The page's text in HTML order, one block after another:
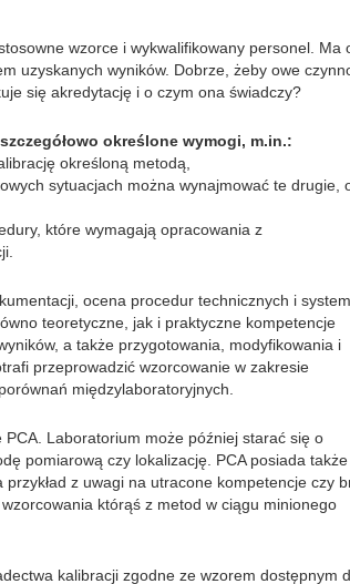
wzorce i wykwalifikowany personel. Ma
uzyskanych wyników. Dobrze, żeby owe
się akredytację i o czym ona świadczy?
określone wymogi, m.in.:
określoną metodą,
sytuacjach można wynajmować te drugie,
które wymagają opracowania z
ocena procedur technicznych i
teoretyczne, jak i praktyczne kompetencje
a także przygotowania, modyfikowania i
przeprowadzić wzorcowanie w zakresie
międzylaboratoryjnych.
Laboratorium może później starać się o
pomiarową czy lokalizację. PCA posiada także
z uwagi na utracone kompetencje czy
którąś z metod w ciągu minionego
kalibracji zgodne ze wzorem dostępnym
i reklam, aby oferować funkcje
witryny, udostępniamy partnerom
z innymi danymi otrzymanymi od Ciebie lub